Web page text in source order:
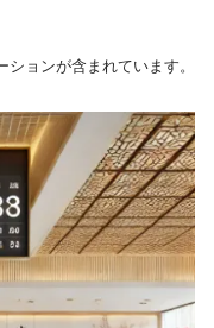
ョンが含まれています。